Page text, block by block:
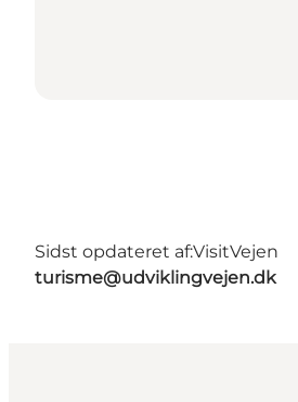
Sidst opdateret af:VisitVejen
turisme@udviklingvejen.dk